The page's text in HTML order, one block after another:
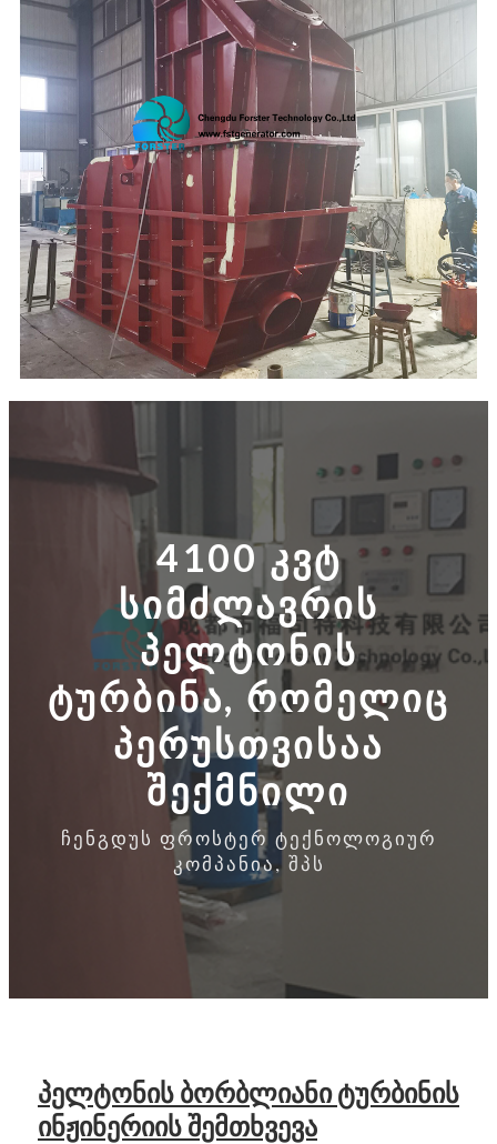
4100 კვტ
სიმძლავრის
პელტონის
ტურბინა, რომელიც
პერუსთვისაა
შექმნილი
ჩენგდუს ფროსტერ ტექნოლოგიურ
კომპანია, შპს
პელტონის ბორბლიანი ტურბინის
ინჟინერიის შემთხვევა